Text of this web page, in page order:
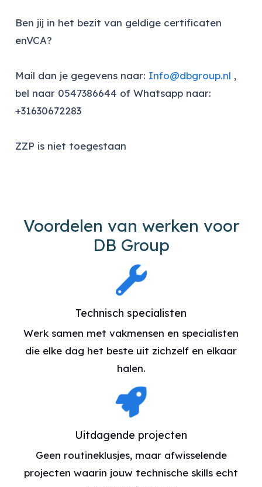
Ben jij in het bezit van geldige certificaten
enVCA?
Mail dan je gegevens naar: Info@dbgroup.nl ,
bel naar 0547386644 of Whatsapp naar:
+31630672283
ZZP is niet toegestaan
Voordelen van werken voor
DB Group
Technisch specialisten
Werk samen met vakmensen en specialisten
die elke dag het beste uit zichzelf en elkaar
halen.
Uitdagende projecten
Geen routineklusjes, maar afwisselende
projecten waarin jouw technische skills echt